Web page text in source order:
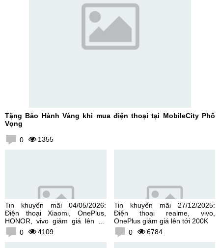
Tặng Bảo Hành Vàng khi mua điện thoại tại MobileCity Phố
Vọng
0 1355
Tin khuyến mãi 04/05/2026:
Điện thoại Xiaomi, OnePlus,
HONOR, vivo giảm giá lên tới
300K0 4109
Tin khuyến mãi 27/12/2025:
Điện thoại realme, vivo,
OnePlus giảm giá lên tới 200K
0
6784